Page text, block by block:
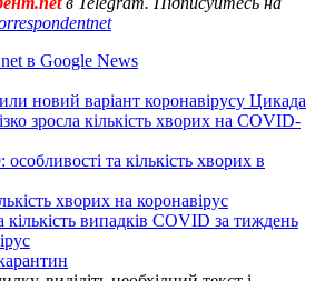
в Google News
новий варіант коронавірусу Цикада
зросла кількість хворих на COVID-
та кількість хворих в
хворих на коронавірус
кількість випадків COVID за тиждень